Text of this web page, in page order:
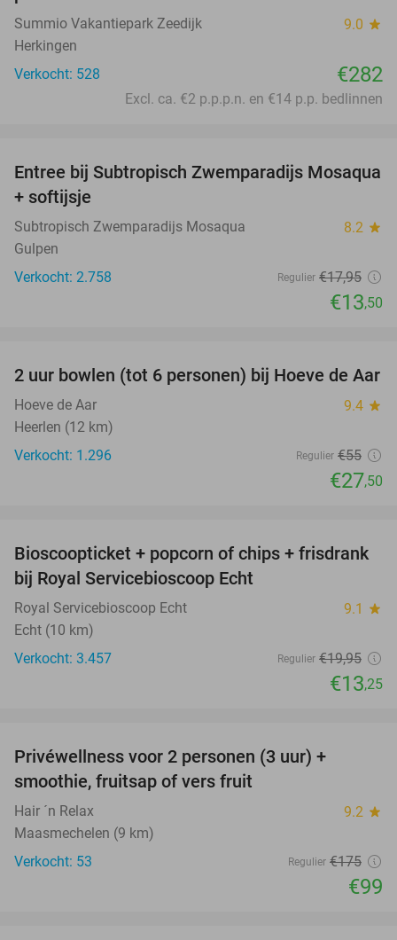
Summio Vakantiepark Zeedijk 9.0 star
Herkingen
Verkocht: 528
€282
Excl. ca. €2 p.p.p.n. en €14 p.p. bedlinnen
25%
Entree bij Subtropisch Zwemparadijs Mosaqua
+ softijsje
Subtropisch Zwemparadijs Mosaqua 8.2 star
Gulpen
Verkocht: 2.758
Regulier €17,95
€13,50
50%
2 uur bowlen (tot 6 personen) bij Hoeve de Aar
Hoeve de Aar 9.4 star
Heerlen (12 km)
Verkocht: 1.296
Regulier €55
€27,50
34%
Bioscoopticket + popcorn of chips + frisdrank
bij Royal Servicebioscoop Echt
Royal Servicebioscoop Echt 9.1 star
Echt (10 km)
Verkocht: 3.457
Regulier €19,95
€13,25
Privéwellness voor 2 personen (3 uur) +
smoothie, fruitsap of vers fruit
Hair ´n Relax 9.2 star
Maasmechelen (9 km)
Verkocht: 53
Regulier €175
€99